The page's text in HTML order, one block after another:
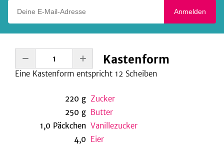
Anmelden
Kastenform
Eine Kastenform entspricht 12 Scheiben
220 g Zucker
250 g Butter
1,0 Päckchen Vanillezucker
4,0 Eier